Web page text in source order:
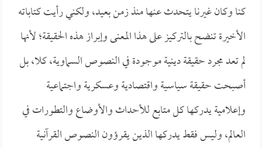
كنا وكان غيرنا يتحدث عنها منذ زمن بعيد، ولكني رأيت كتاباته
الأخيرة تنضح بالتركيز على هذا المعنى وإبراز هذه الحقيقة؛ لأنها
لم تعد مجرد حقيقة دينية موجودة في النصوص السماوية، كلا، بل
أصبحت حقيقة سياسية واقتصادية وعسكرية واجتماعية
وإعلامية يدركها كل متابع للأحداث والأوضاع والتطورات في
العالم، وليس فقط يدركها الذين يقرؤون النصوص القرآنية